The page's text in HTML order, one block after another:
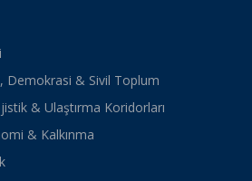
Demokrasi & Sivil Toplum
& Ulaştırma Koridorları
& Kalkınma